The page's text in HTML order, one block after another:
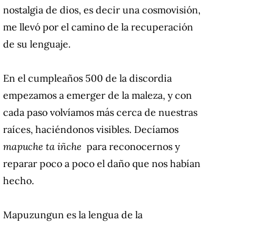
nostalgia de dios, es decir una cosmovisión,
me llevó por el camino de la recuperación
de su lenguaje.
En el cumpleaños 500 de la discordia
empezamos a emerger de la maleza, y con
cada paso volvíamos más cerca de nuestras
raíces, haciéndonos visibles. Decíamos
mapuche ta iñche para reconocernos y
reparar poco a poco el daño que nos habían
hecho.
Mapuzungun es la lengua de la